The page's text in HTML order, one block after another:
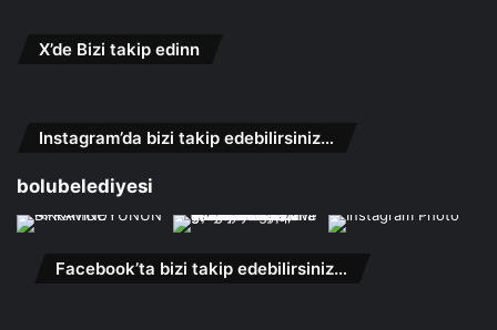
X’de Bizi takip edinn
Instagram’da bizi takip edebilirsiniz…
bolubelediyesi
Facebook’ta bizi takip edebilirsiniz…